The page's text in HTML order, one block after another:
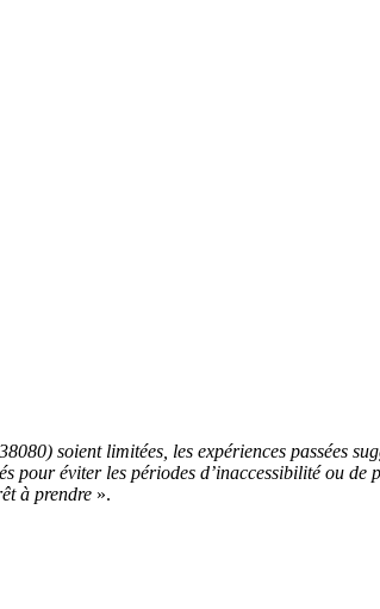
soient limitées, les expériences passées
pour éviter les périodes d’inaccessibilité ou
à prendre ».